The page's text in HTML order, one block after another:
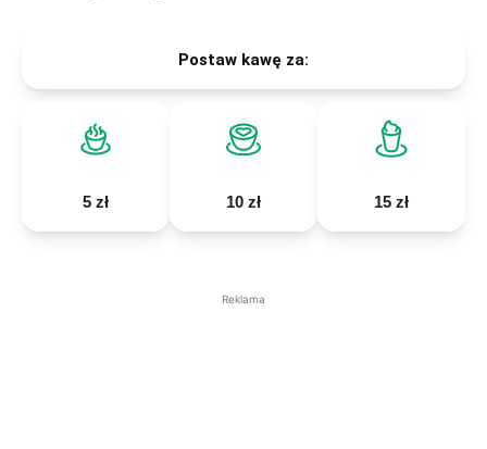
Postaw kawę za:
5 zł 10 zł 15 zł
Reklama